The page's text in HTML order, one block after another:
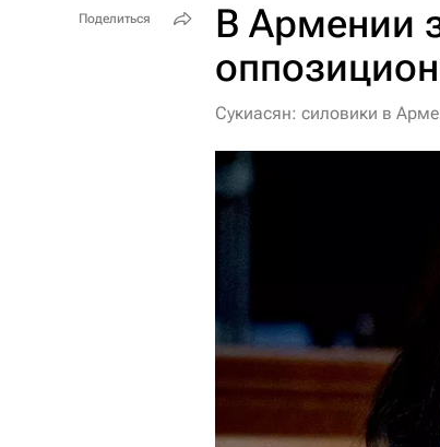
В Армении
Сукиасян: силовики в
Поделиться